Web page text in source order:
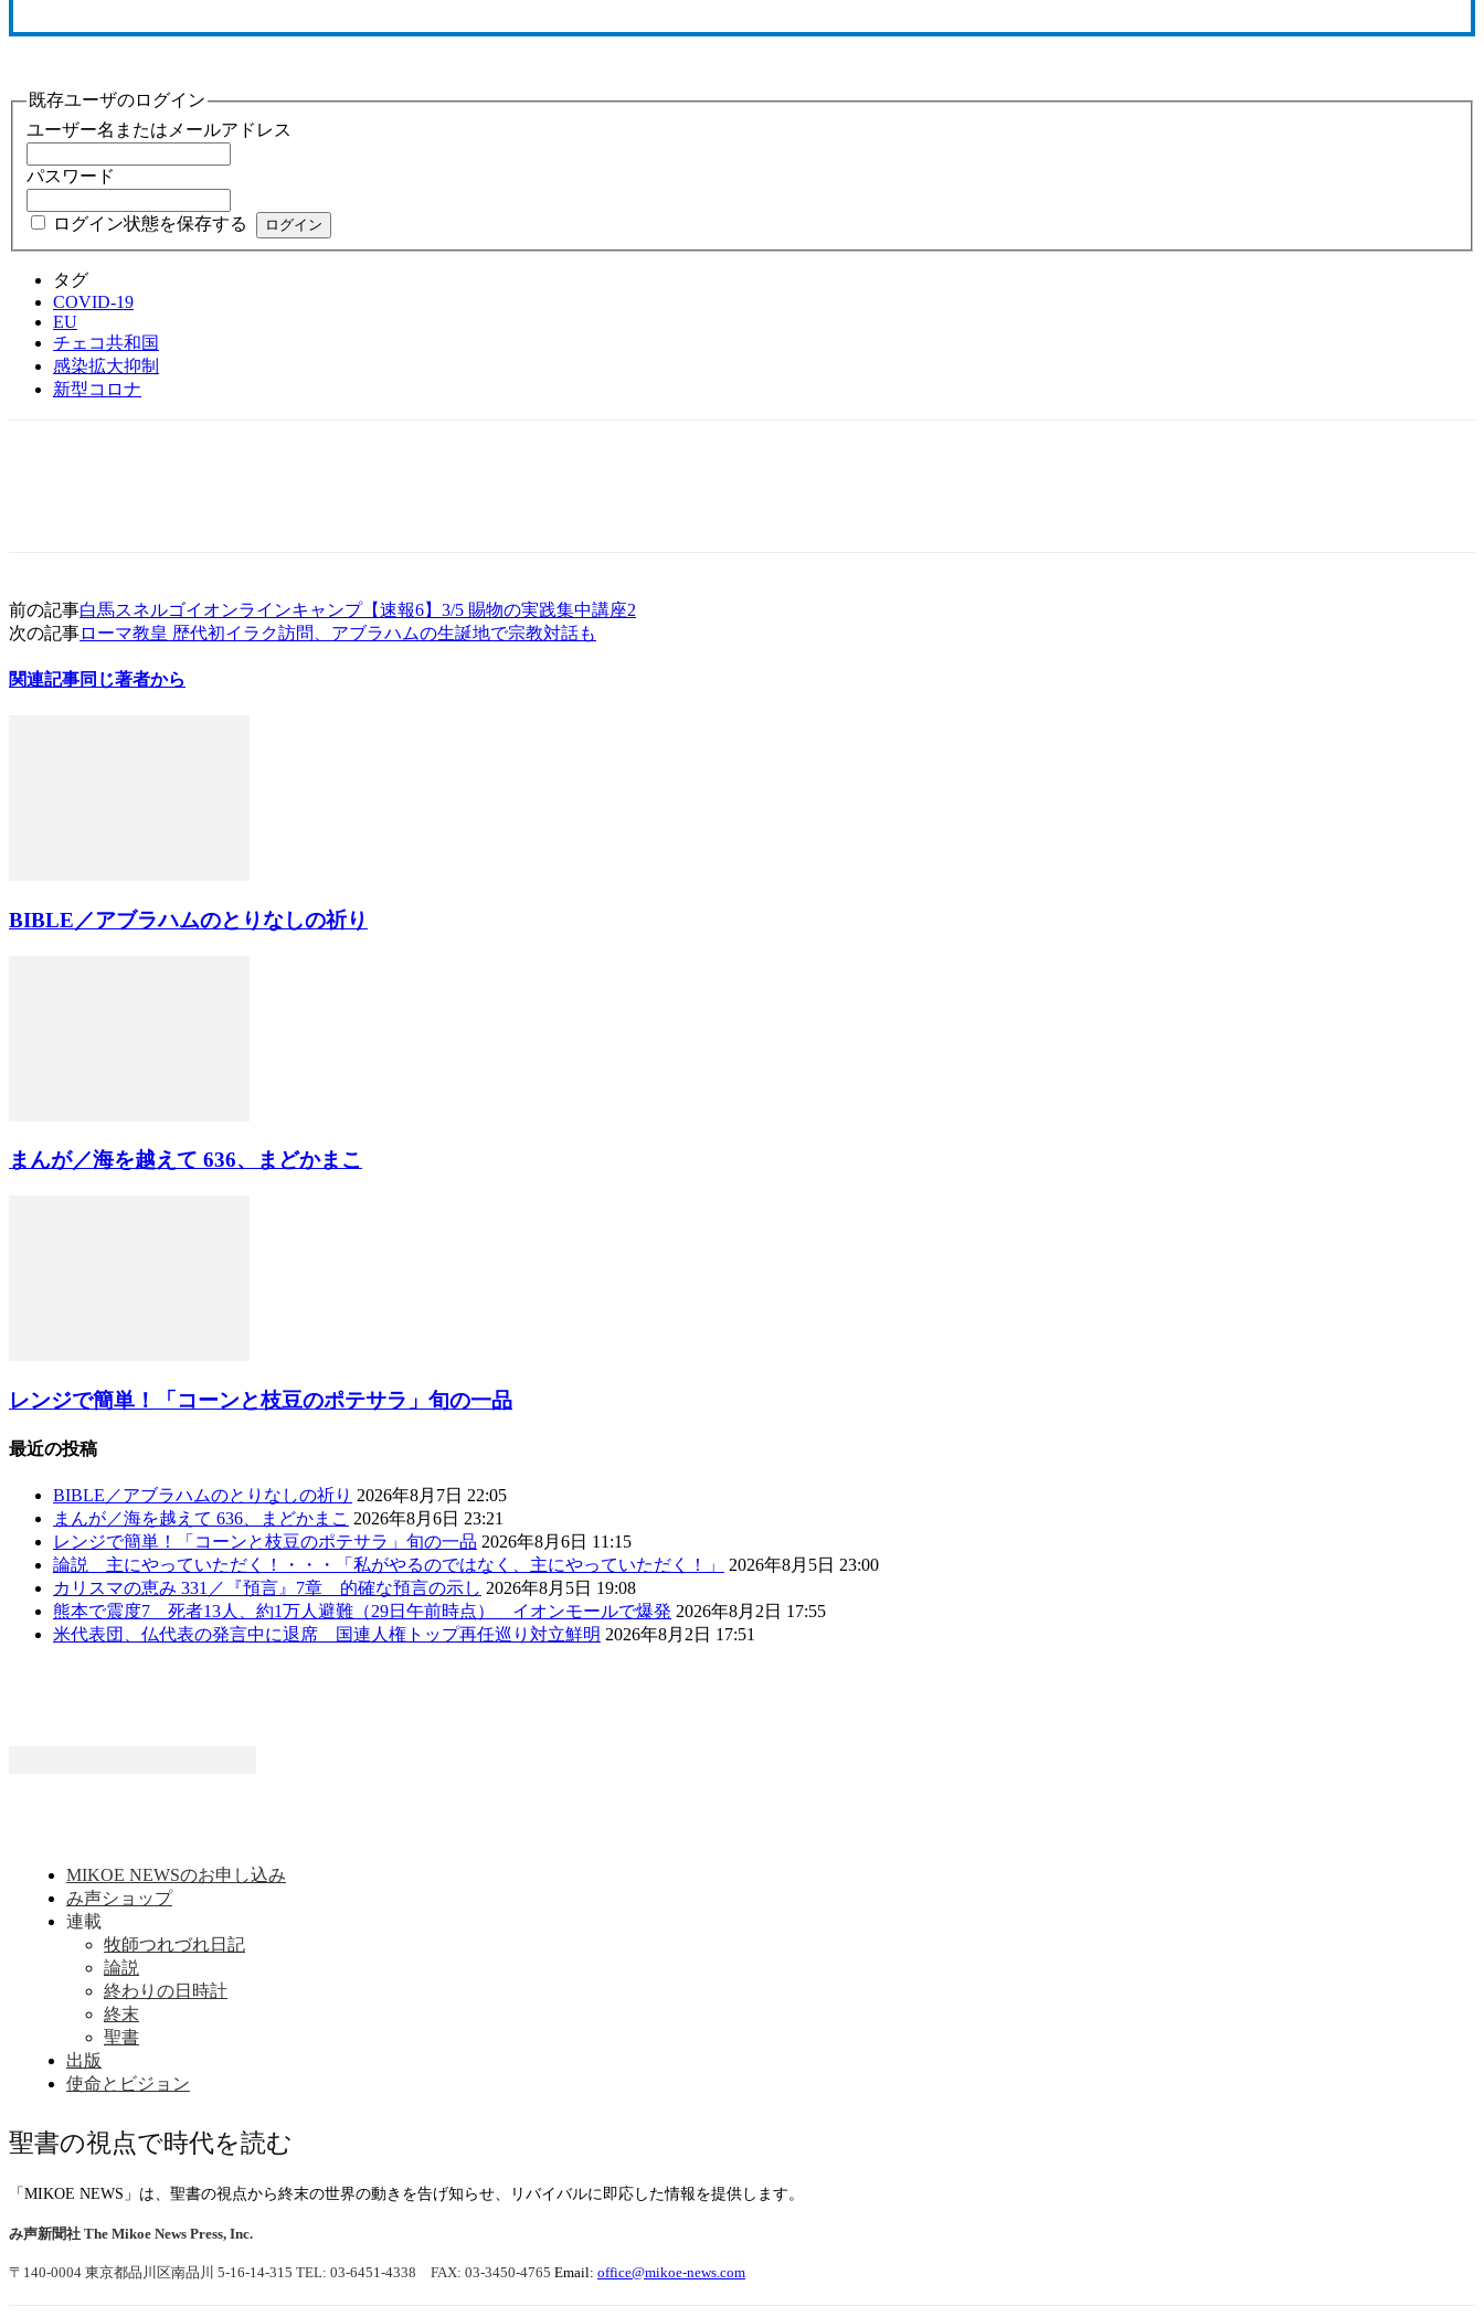
既存ユーザのログイン
ユーザー名またはメールアドレス
パスワード
ログイン状態を保存する
タグ
COVID-19
EU
チェコ共和国
感染拡大抑制
新型コロナ
前の記事白馬スネルゴイオンラインキャンプ【速報6】3/5 賜物の実践集中講座2
次の記事ローマ教皇 歴代初イラク訪問、アブラハムの生誕地で宗教対話も
関連記事同じ著者から
BIBLE／アブラハムのとりなしの祈り
まんが／海を越えて 636、まどかまこ
レンジで簡単！「コーンと枝豆のポテサラ」旬の一品
最近の投稿
BIBLE／アブラハムのとりなしの祈り 2026年8月7日 22:05
まんが／海を越えて 636、まどかまこ 2026年8月6日 23:21
レンジで簡単！「コーンと枝豆のポテサラ」旬の一品 2026年8月6日 11:15
論説 主にやっていただく！・・・「私がやるのではなく、主にやっていただく！」
2026年8月5日 23:00
カリスマの恵み 331／『預言』7章 的確な預言の示し 2026年8月5日 19:08
熊本で震度7 死者13人、約1万人避難（29日午前時点） イオンモールで爆発 2026年8月2日 17:55
米代表団、仏代表の発言中に退席 国連人権トップ再任巡り対立鮮明 2026年8月2日 17:51
MIKOE NEWSのお申し込み
み声ショップ
連載
牧師つれづれ日記
論説
終わりの日時計
終末
聖書
出版
使命とビジョン
聖書の視点で時代を読む
「MIKOE NEWS」は、聖書の視点から終末の世界の動きを告げ知らせ、リバイバルに即応した情報を提供します。
み声新聞社 The Mikoe News Press, Inc.
〒140-0004 東京都品川区南品川 5-16-14-315 TEL: 03-6451-4338 FAX: 03-3450-4765 Email: office@mikoe-news.com